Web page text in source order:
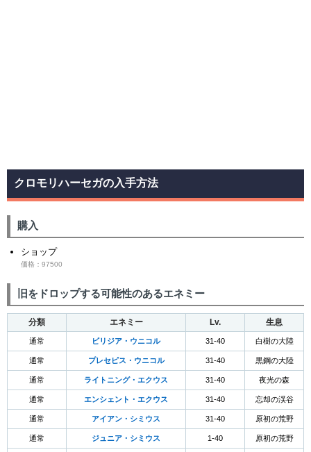
クロモリハーセガの入手方法
購入
ショップ
価格：97500
旧をドロップする可能性のあるエネミー
分類 エネミー Lv. 生息
通常 ビリジア・ウニコル 31-40 白樹の大陸
通常 プレセピス・ウニコル 31-40 黒鋼の大陸
通常 ライトニング・エクウス 31-40 夜光の森
通常 エンシェント・エクウス 31-40 忘却の渓谷
通常 アイアン・シミウス 31-40 原初の荒野
通常 ジュニア・シミウス 1-40 原初の荒野